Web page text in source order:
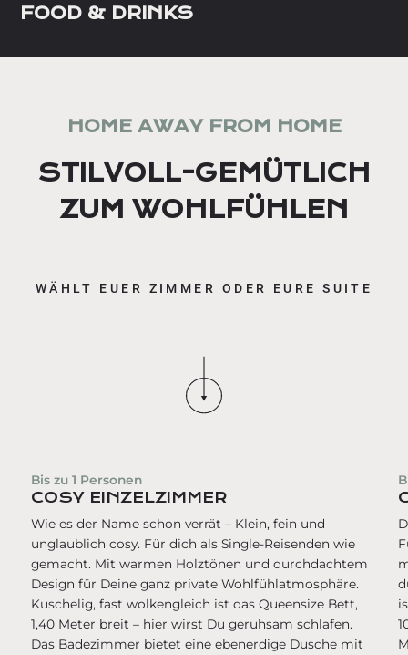
FOOD & DRINKS
HOME AWAY FROM HOME
STILVOLL-GEMÜTLICH
ZUM WOHLFÜHLEN
WÄHLT EUER ZIMMER ODER EURE SUITE
Bis zu1 Personen
COSY EINZELZIMMER
Wie es der Name schon verrät – Klein, fein und
unglaublich cosy. Für dich als Single-Reisenden wie
gemacht. Mit warmen Holztönen und durchdachtem
Design für Deine ganz private Wohlfühlatmosphäre.
Kuschelig, fast wolkengleich ist das Queensize Bett,
1,40 Meter breit – hier wirst Du geruhsam schlafen.
Das Badezimmer bietet eine ebenerdige Dusche mit